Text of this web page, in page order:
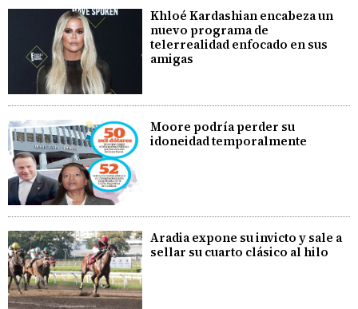
Khloé Kardashian encabeza un
nuevo programa de
telerrealidad enfocado en sus
amigas
Moore podría perder su
idoneidad temporalmente
Aradia expone su invicto y sale a
sellar su cuarto clásico al hilo